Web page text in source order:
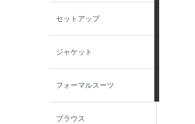
セットアップ
ジャケット
フォーマルスーツ
ブラウス